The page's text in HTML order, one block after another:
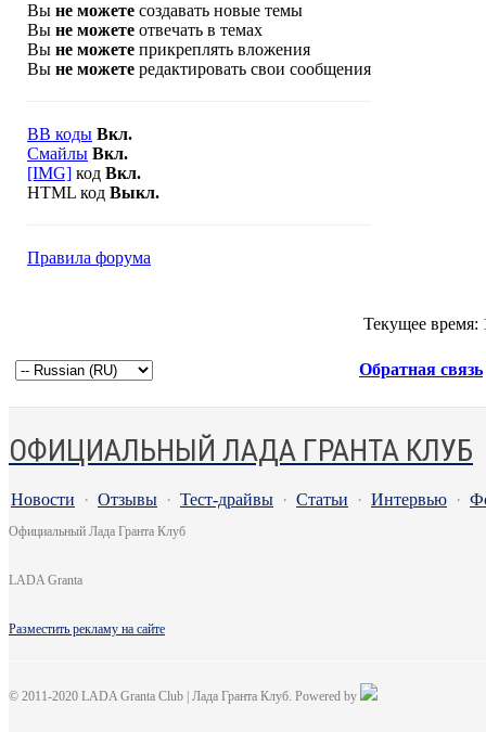
Вы не можете создавать новые темы
Вы не можете отвечать в темах
Вы не можете прикреплять вложения
Вы не можете редактировать свои сообщения
BB коды Вкл.
Смайлы Вкл.
[IMG] код Вкл.
HTML код Выкл.
Правила форума
Текущее время:
Обратная связь
ОФИЦИАЛЬНЫЙ ЛАДА ГРАНТА КЛУБ
Новости · Отзывы · Тест-драйвы · Статьи · Интервью ·
Официальный Лада Гранта Клуб
LADA Granta
Разместить рекламу на сайте
© 2011-2020 LADA Granta Club | Лада Гранта Клуб. Powered by